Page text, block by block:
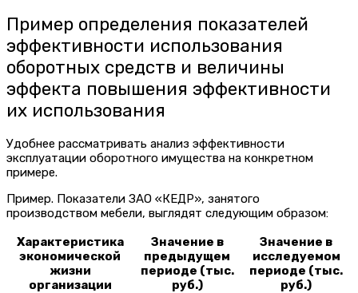
Пример определения показателей
эффективности использования
оборотных средств и величины
эффекта повышения эффективности
их использования
Удобнее рассматривать анализ эффективности
эксплуатации оборотного имущества на конкретном
примере.
Пример. Показатели ЗАО «КЕДР», занятого
производством мебели, выглядят следующим образом:
Характеристика
экономической
жизни
организации
Значение в
предыдущем
периоде (тыс.
руб.)
Значение в
исследуемом
периоде (тыс.
руб.)